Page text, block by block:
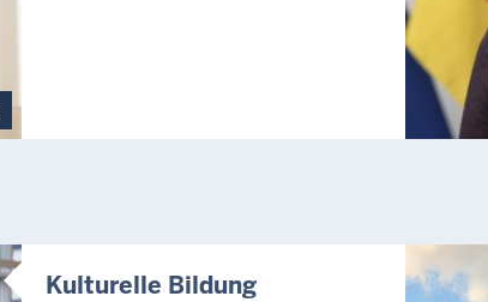
Kulturelle Bildung